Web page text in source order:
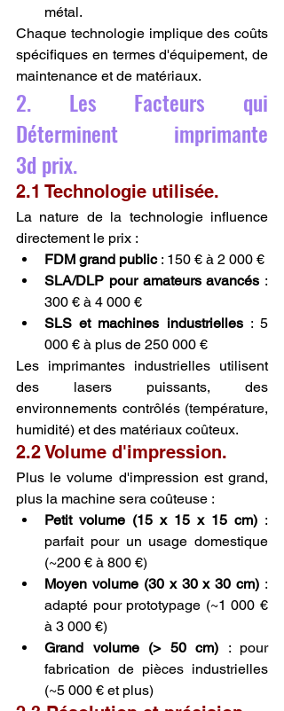
métal.
Chaque technologie implique des coûts
spécifiques en termes d'équipement, de
maintenance et de matériaux.
2. Les Facteurs qui
Déterminent imprimante
3d prix.
2.1 Technologie utilisée.
La nature de la technologie influence
directement le prix :
FDM grand public : 150 € à 2 000 €
SLA/DLP pour amateurs avancés :
300 € à 4 000 €
SLS et machines industrielles : 5
000 € à plus de 250 000 €
Les imprimantes industrielles utilisent
des lasers puissants, des
environnements contrôlés (température,
humidité) et des matériaux coûteux.
2.2 Volume d'impression.
Plus le volume d'impression est grand,
plus la machine sera coûteuse :
Petit volume (15 x 15 x 15 cm) :
parfait pour un usage domestique
(~200 € à 800 €)
Moyen volume (30 x 30 x 30 cm) :
adapté pour prototypage (~1 000 €
à 3 000 €)
Grand volume (> 50 cm) : pour
fabrication de pièces industrielles
(~5 000 € et plus)